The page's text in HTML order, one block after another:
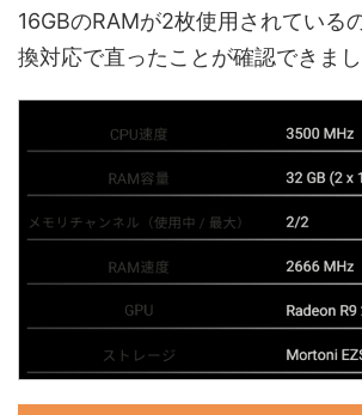
16GBのRAMが2枚使用されている
換対応で直ったことが確認できまし